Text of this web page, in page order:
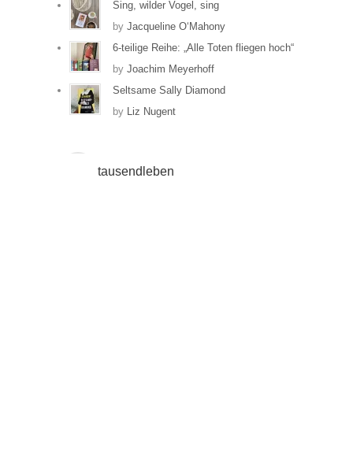
Facebook
anzeigen
auf
Instagram
anzeigen
Sing, wilder Vogel, sing
by Jacqueline O‘Mahony
6-teilige Reihe: „Alle Toten fliegen hoch“
by Joachim Meyerhoff
Seltsame Sally Diamond
by
Liz Nugent
tausendleben